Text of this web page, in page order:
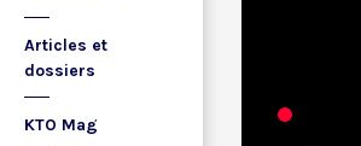
Articles et
dossiers
KTO Mag